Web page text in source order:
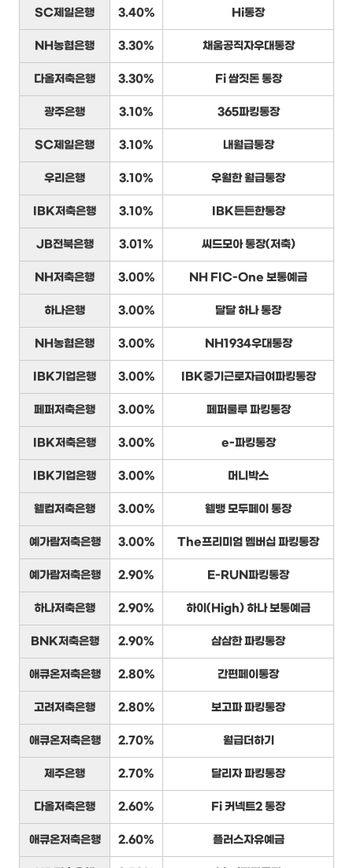
SC제일은행 3.40% Hi통장
NH농협은행 3.30% 채움공직자우대통장
다올저축은행 3.30% Fi 쌈짓돈 통장
광주은행 3.10% 365파킹통장
SC제일은행 3.10% 내월급통장
우리은행 3.10% 우월한 월급통장
IBK저축은행 3.10% IBK든든한통장
JB전북은행 3.01% 씨드모아 통장(저축)
NH저축은행 3.00% NH FIC-One 보통예금
하나은행 3.00% 달달 하나 통장
NH농협은행 3.00% NH1934우대통장
IBK기업은행 3.00% IBK중기근로자급여파킹통장
페퍼저축은행 3.00% 페퍼룰루 파킹통장
IBK저축은행 3.00% e-파킹통장
IBK기업은행 3.00% 머니박스
웰컴저축은행 3.00% 웰뱅 모두페이 통장
예가람저축은행 3.00% The프리미엄 멤버십 파킹통장
예가람저축은행 2.90% E-RUN파킹통장
하나저축은행 2.90% 하이(High) 하나 보통예금
BNK저축은행 2.90% 삼삼한 파킹통장
애큐온저축은행 2.80% 간편페이통장
고려저축은행 2.80% 보고파 파킹통장
애큐온저축은행 2.70% 월급더하기
제주은행 2.70% 달리자 파킹통장
다올저축은행 2.60% Fi 커넥트2 통장
애큐온저축은행 2.60% 플러스자유예금